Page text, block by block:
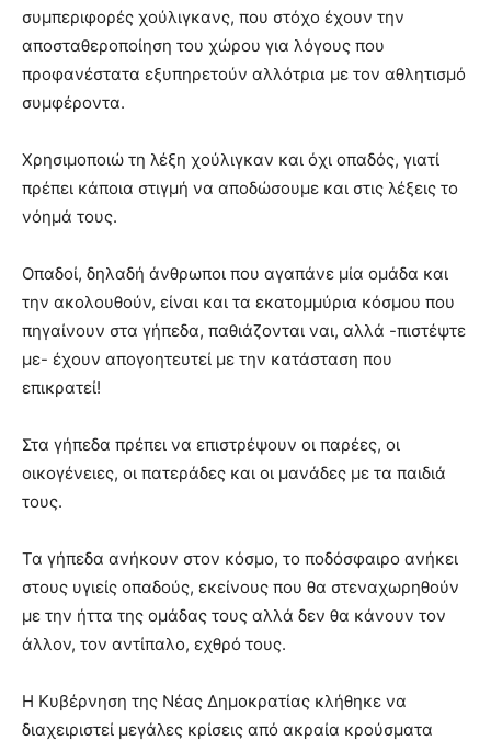
συμπεριφορές χούλιγκανς, που στόχο έχουν την
αποσταθεροποίηση του χώρου για λόγους που
προφανέστατα εξυπηρετούν αλλότρια με τον αθλητισμό
συμφέροντα.
Χρησιμοποιώ τη λέξη χούλιγκαν και όχι οπαδός, γιατί
πρέπει κάποια στιγμή να αποδώσουμε και στις λέξεις το
νόημά τους.
Οπαδοί, δηλαδή άνθρωποι που αγαπάνε μία ομάδα και
την ακολουθούν, είναι και τα εκατομμύρια κόσμου που
πηγαίνουν στα γήπεδα, παθιάζονται ναι, αλλά -πιστέψτε
με- έχουν απογοητευτεί με την κατάσταση που
επικρατεί!
Στα γήπεδα πρέπει να επιστρέψουν οι παρέες, οι
οικογένειες, οι πατεράδες και οι μανάδες με τα παιδιά
τους.
Τα γήπεδα ανήκουν στον κόσμο, το ποδόσφαιρο ανήκει
στους υγιείς οπαδούς, εκείνους που θα στεναχωρηθούν
με την ήττα της ομάδας τους αλλά δεν θα κάνουν τον
άλλον, τον αντίπαλο, εχθρό τους.
Η Κυβέρνηση της Νέας Δημοκρατίας κλήθηκε να
διαχειριστεί μεγάλες κρίσεις από ακραία κρούσματα